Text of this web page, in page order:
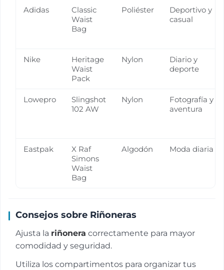
Adidas
Classic
Waist
Bag
Poliéster
Deportivo y
casual
Nike
Heritage
Waist
Pack
Nylon
Diario y
deporte
Lowepro
Slingshot
102 AW
Nylon
Fotografía y
aventura
Eastpak
X Raf
Simons
Waist
Bag
Algodón Moda diaria
Consejos sobre Riñoneras
Ajusta la riñonera correctamente para mayor
comodidad y seguridad.
Utiliza los compartimentos para organizar tus